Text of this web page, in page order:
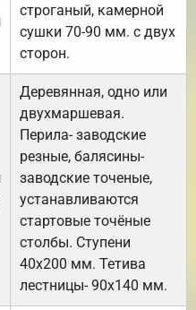
строганый, камерной
сушки 70-90 мм. с двух
сторон.
Деревянная, одно или
двухмаршевая.
Перила- заводские
резные, балясины-
заводские точеные,
устанавливаются
стартовые точёные
столбы. Ступени
40х200 мм. Тетива
лестницы- 90х140 мм.